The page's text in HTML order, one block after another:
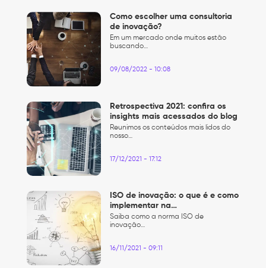
Como escolher uma consultoria
de inovação?
Em um mercado onde muitos estão
buscando…
09/08/2022 - 10:08
Retrospectiva 2021: confira os
insights mais acessados do blog
Reunimos os conteúdos mais lidos do
nosso…
17/12/2021 - 17:12
ISO de inovação: o que é e como
implementar na…
Saiba como a norma ISO de
inovação…
16/11/2021 - 09:11